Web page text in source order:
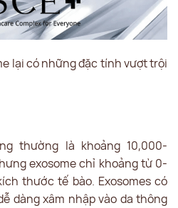
lại có những đặc tính vượt trội
thường là khoảng 10,000-
exosome chỉ khoảng từ 0-
thước tế bào. Exosomes có
dàng xâm nhập vào da thông